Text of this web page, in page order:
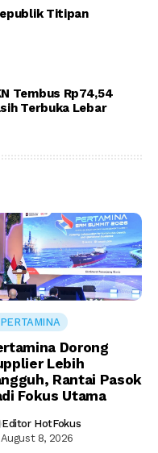
Titipan
Tembus Rp74,54
Terbuka Lebar
PERTAMINA
Dorong
Lebih
Rantai Pasok
Fokus Utama
Editor HotFokus
August 8, 2026